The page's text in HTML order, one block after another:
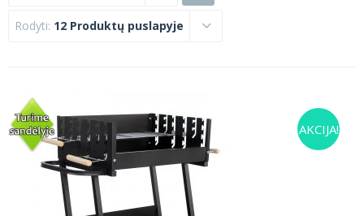
Rodyti: 12 Produktų puslapyje
AKCIJA!